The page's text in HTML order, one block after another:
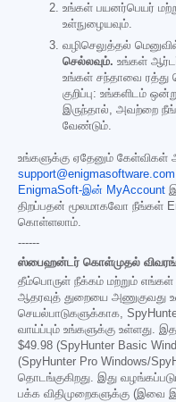
உங்கள் பயனர்பெயர்
உள்நுழையவும்.
வழிசெலுத்தல்
செல்லவும். உங்கள்
உங்கள் சந்தாவை ரத்து
குறிப்பு: உங்களிடம்
இருந்தால், அவற்றை
வேண்டும்.
உங்களுக்கு ஏதேனும் கேள்விகள்
support@enigmasoftware.com
EnigmaSoft-இன் MyAccount
திறப்பதன் மூலமாகவோ நீங்கள்
கொள்ளலாம்.
------
ஸ்பைஹன்டர் கொள்முதல்
தீம்பொருள் நீக்கம் மற்றும் எங்கள்
ஆதரவுத் துறையை அணுகுவது
செயல்பாடுகளுக்காக,
வாய்ப்பும் உங்களுக்கு
$49.98 (SpyHunter Basic
(SpyHunter Pro Windows/
தொடங்குகிறது. இது
பக்க விதிமுறைகளுக்கு